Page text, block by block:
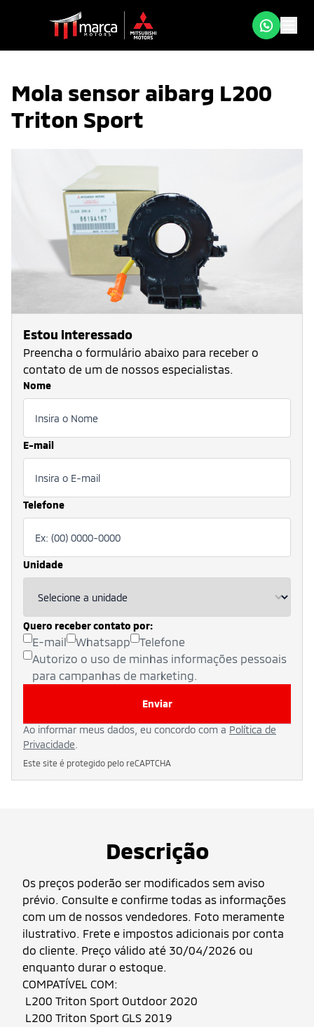
Mola sensor aibarg L200
Triton Sport
Estou interessado
Preencha o formulário abaixo para receber o
contato de um de nossos especialistas.
Nome
E-mail
Telefone
Unidade
Quero receber contato por:
E-mail Whatsapp
Telefone
Autorizo o uso de minhas informações pessoais
para campanhas de marketing.
Enviar
Ao informar meus dados, eu concordo com a Política de
Privacidade
Este site é protegido pelo reCAPTCHA
Descrição
Os preços poderão ser modificados sem aviso
prévio. Consulte e confirme todas as informações
com um de nossos vendedores. Foto meramente
ilustrativo. Frete e impostos adicionais por conta
do cliente. Preço válido até 30/04/2026 ou
enquanto durar o estoque.
COMPATÍVEL COM:
L200 Triton Sport Outdoor 2020
L200 Triton Sport GLS 2019